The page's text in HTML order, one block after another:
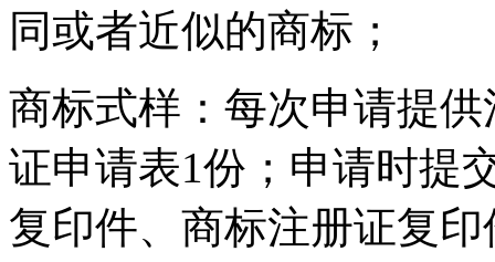
同或者近似的商标；
商标式样：每次申请提
证申请表1份；申请时提
复印件、商标注册证复